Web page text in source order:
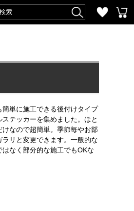
単に施工できる後付けタイプ
テッカーを集めました。ほと
なので超簡単。季節毎やお部
リと変更できます。一般的な
なく部分的な施工でもOKな